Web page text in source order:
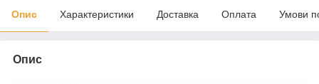
Опис Характеристики Доставка Оплата Умови
Опис